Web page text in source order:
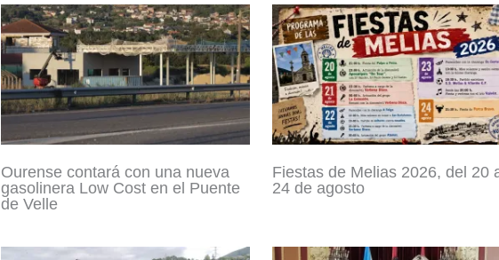
Ourense contará con una nueva
gasolinera Low Cost en el Puente
de Velle
Fiestas de Melias 2026, del 20
24 de agosto